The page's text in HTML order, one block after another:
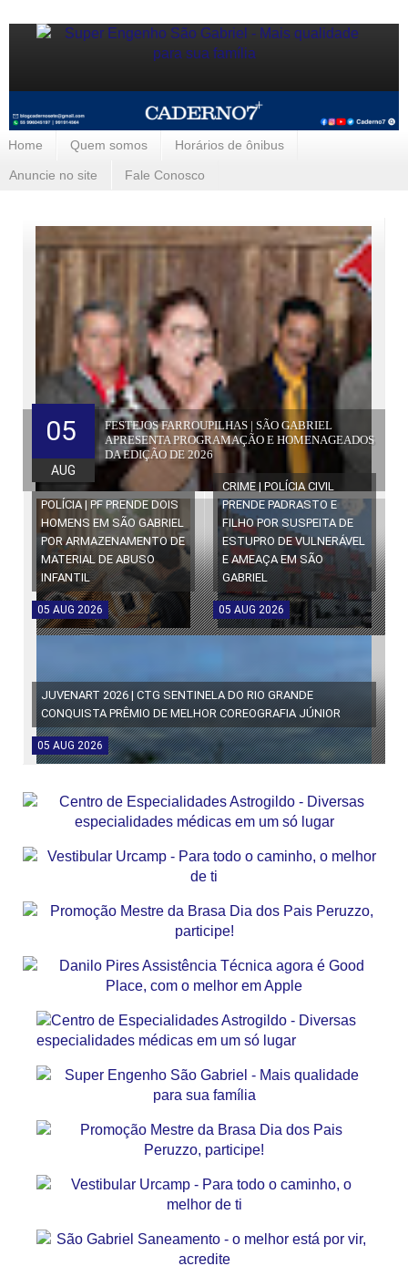
Home Quem somos Horários de ônibus
Anuncie no site Fale Conosco
FESTEJOS FARROUPILHAS | SÃO GABRIEL
APRESENTA PROGRAMAÇÃO E HOMENAGEADOS
DA EDIÇÃO DE 2026
05
AUG
POLÍCIA | PF PRENDE DOIS
HOMENS EM SÃO GABRIEL
POR ARMAZENAMENTO DE
MATERIAL DE ABUSO
INFANTIL
05 AUG 2026
CRIME | POLÍCIA CIVIL
PRENDE PADRASTO E
FILHO POR SUSPEITA DE
ESTUPRO DE VULNERÁVEL
E AMEAÇA EM SÃO
GABRIEL
05 AUG 2026
JUVENART 2026 | CTG SENTINELA DO RIO GRANDE
CONQUISTA PRÊMIO DE MELHOR COREOGRAFIA JÚNIOR
05 AUG 2026